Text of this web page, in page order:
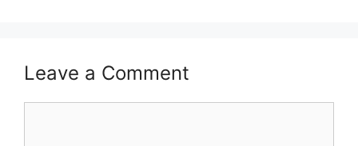
Leave a Comment